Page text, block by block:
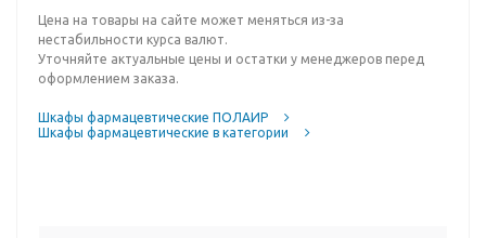
Цена на товары на сайте может меняться из-за
нестабильности курса валют.
Уточняйте актуальные цены и остатки у менеджеров перед
оформлением заказа.
Шкафы фармацевтические ПОЛАИР
Шкафы фармацевтические в категории